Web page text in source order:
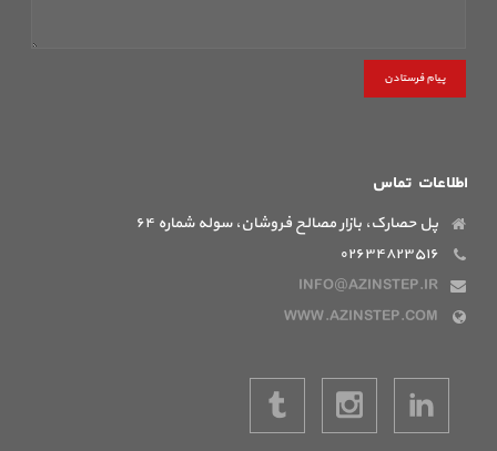
پیام فرستادن
اطلاعات تماس
پل حصارک، بازار مصالح فروشان، سوله شماره ۶۴
۰۲۶۳۴۸۲۳۵۱۶
INFO@AZINSTEP.IR
WWW.AZINSTEP.COM